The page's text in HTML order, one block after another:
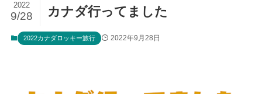
カナダ行ってました
2022
9/28
2022カナダロッキー旅行 2022年9月28日